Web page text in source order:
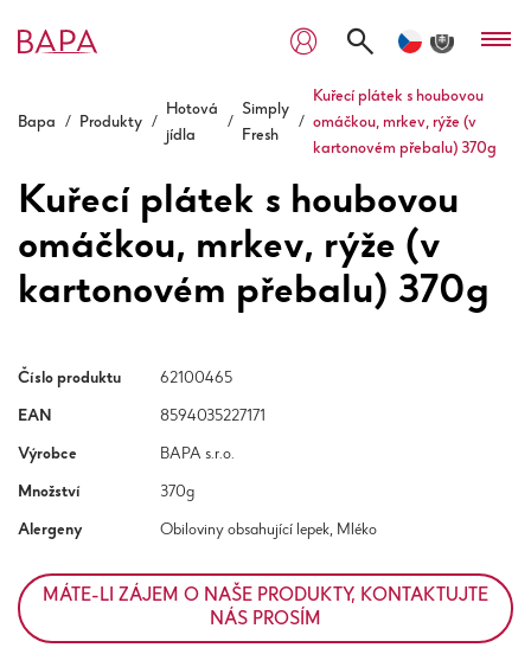
Bapa / Produkty /
Hotová
jídla
/
Simply
Fresh
/
Kuřecí plátek s houbovou
omáčkou, mrkev, rýže (v
kartonovém přebalu) 370g
Kuřecí plátek s houbovou
omáčkou, mrkev, rýže (v
kartonovém přebalu) 370g
Číslo produktu 62100465
EAN 8594035227171
Výrobce BAPA s.r.o.
Množství 370g
Alergeny Obiloviny obsahující lepek, Mléko
MÁTE-LI ZÁJEM O NAŠE PRODUKTY, KONTAKTUJTE
NÁS PROSÍM